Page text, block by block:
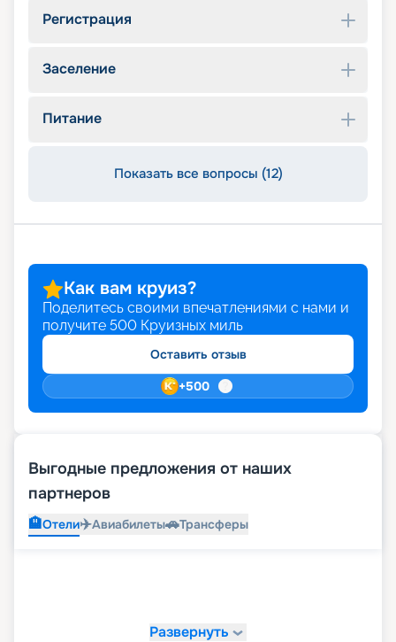
Регистрация
Заселение
Питание
Показать все вопросы (12)
Как вам круиз?
Поделитесь своими впечатлениями с нами и
получите 500 Круизных миль
Оставить отзыв
+500
Выгодные предложения от наших
партнеров
🏨Отели✈️Авиабилеты🚗Трансферы
Развернуть